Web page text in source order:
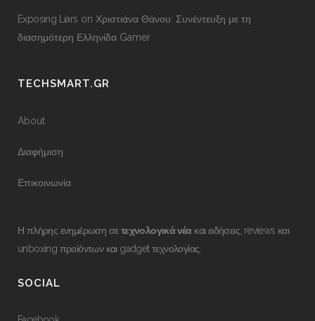
Exposing Liars on Χριστιάνα Θάνου: Συνέντευξη με τη
διασημότερη Ελληνίδα Gamer
TECHSMART.GR
About
Διαφήμιση
Επικοινωνία
Η πλήρης ενημέρωση σετεχνολογικά νέα και ειδήσεις, reviews και
unboxing προϊόντων και gadget τεχνολογίας.
SOCIAL